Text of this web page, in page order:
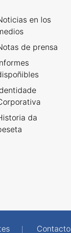
en los
de prensa
da
Contacto